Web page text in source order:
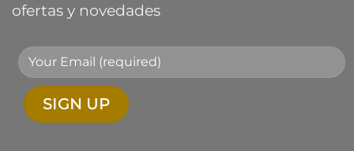
ofertas y novedades